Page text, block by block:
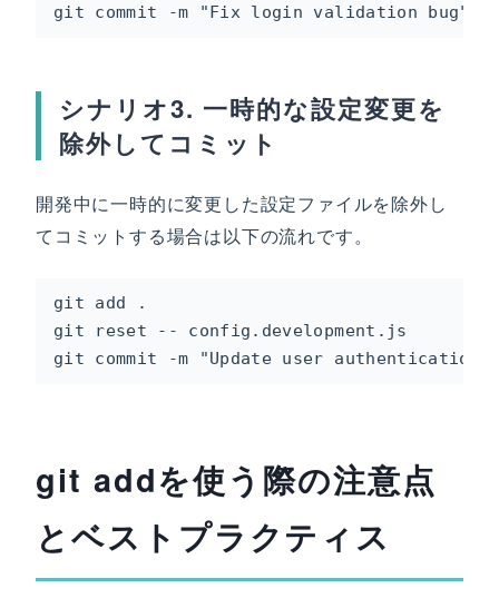
git commit -m "Fix login validation bug"
シナリオ3. 一時的な設定変更を
除外してコミット
開発中に一時的に変更した設定ファイルを除外し
てコミットする場合は以下の流れです。
git add .
git reset -- config.development.js
git commit -m "Update user authentication
git addを使う際の注意点
とベストプラクティス